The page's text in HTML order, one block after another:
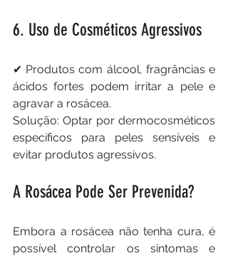
6. Uso de Cosméticos Agressivos
✔ Produtos com álcool, fragrâncias e
ácidos fortes podem irritar a pele e
agravar a rosácea.
Solução: Optar por dermocosméticos
específicos para peles sensíveis e
evitar produtos agressivos.
A Rosácea Pode Ser Prevenida?
Embora a rosácea não tenha cura, é
possível controlar os sintomas e